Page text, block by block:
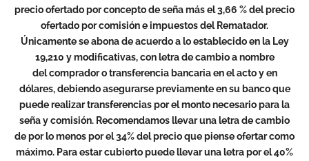
precio ofertado por concepto de seña más el 3,66 % del precio
ofertado por comisión e impuestos del Rematador.
Únicamente se abona de acuerdo a lo establecido en la Ley
19,210 y modificativas, con letra de cambio a nombre
del comprador o transferencia bancaria en el acto y en
dólares, debiendo asegurarse previamente en su banco que
puede realizar transferencias por el monto necesario para la
seña y comisión. Recomendamos llevar una letra de cambio
de por lo menos por el 34% del precio que piense ofertar como
máximo. Para estar cubierto puede llevar una letra por el 40%